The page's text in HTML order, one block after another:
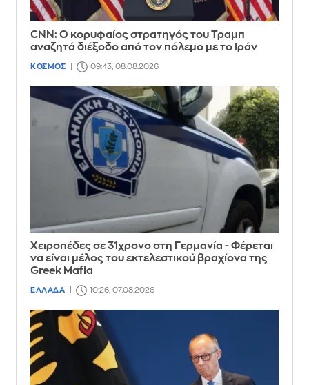
CNN: Ο κορυφαίος στρατηγός του Τραμπ
αναζητά διέξοδο από τον πόλεμο με το Ιράν
ΚΟΣΜΟΣ 09:43, 08.08.2026
Χειροπέδες σε 31χρονο στη Γερμανία - Φέρεται
να είναι μέλος του εκτελεστικού βραχίονα της
Greek Mafia
ΕΛΛΑΔΑ 10:26, 07.08.2026